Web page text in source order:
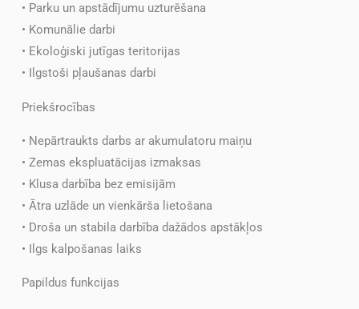
• Parku un apstādījumu uzturēšana
• Komunālie darbi
• Ekoloģiski jutīgas teritorijas
• Ilgstoši pļaušanas darbi
Priekšrocības
• Nepārtraukts darbs ar akumulatoru maiņu
• Zemas ekspluatācijas izmaksas
• Klusa darbība bez emisijām
• Ātra uzlāde un vienkārša lietošana
• Droša un stabila darbība dažādos apstākļos
• Ilgs kalpošanas laiks
Papildus funkcijas